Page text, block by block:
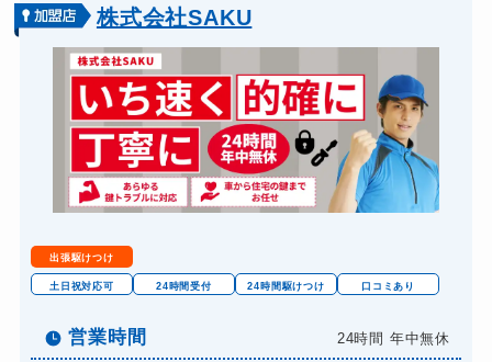
株式会社SAKU
出張駆けつけ
土日祝対応可 24時間受付 24時間駆けつけ 口コミあり
営業時間 24時間 年中無休